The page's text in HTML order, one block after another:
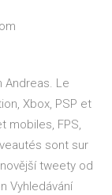
Andreas. Le
Xbox, PSP et
mobiles, FPS,
sont sur
tweety od
Vyhledávání